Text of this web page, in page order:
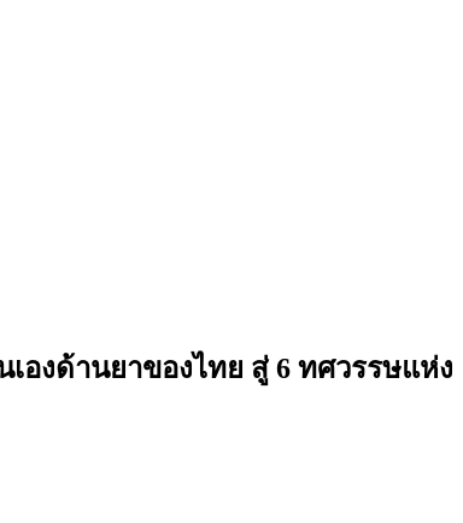
องด้านยาของไทย สู่ 6 ทศวรรษแห่ง